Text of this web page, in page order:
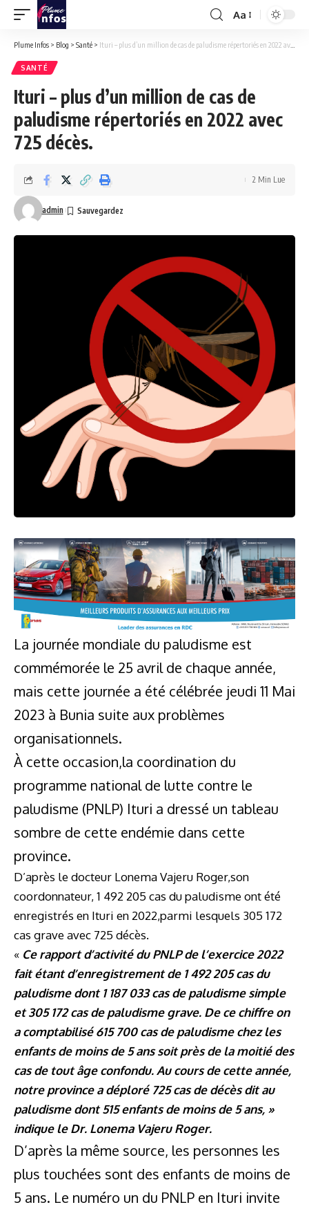
Font
Resizer
Aa
Plume Infos > Blog > Santé > Ituri – plus d’un million de cas de paludisme répertoriés en 2022 avec 725 décès.
SANTÉ
Ituri – plus d’un million de cas de
paludisme répertoriés en 2022 avec
725 décès.
admin
2 Min Lue
La journée mondiale du paludisme est
commémorée le 25 avril de chaque année,
mais cette journée a été célébrée jeudi 11 Mai
2023 à Bunia suite aux problèmes
organisationnels.
À cette occasion,la coordination du
programme national de lutte contre le
paludisme (PNLP) Ituri a dressé un tableau
sombre de cette endémie dans cette
province.
D’après le docteur Lonema Vajeru Roger,son
coordonnateur, 1 492 205 cas du paludisme ont été
enregistrés en Ituri en 2022,parmi lesquels 305 172
cas grave avec 725 décès.
« Ce rapport d’activité du PNLP de l’exercice 2022
fait étant d’enregistrement de 1 492 205 cas du
paludisme dont 1 187 033 cas de paludisme simple
et 305 172 cas de paludisme grave. De ce chiffre on
a comptabilisé 615 700 cas de paludisme chez les
enfants de moins de 5 ans soit près de la moitié des
cas de tout âge confondu. Au cours de cette année,
notre province a déploré 725 cas de décès dit au
paludisme dont 515 enfants de moins de 5 ans, »
indique le Dr. Lonema Vajeru Roger.
D’après la même source, les personnes les
plus touchées sont des enfants de moins de
5 ans. Le numéro un du PNLP en Ituri invite